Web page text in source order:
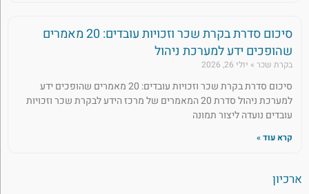
סיכום סדרת בקרת שכר וזכויות עובדים: 20 מאמרים
שהופכים ידע למערכת ניהול
בקרת שכר יולי 26, 2026
סיכום סדרת בקרת שכר וזכויות עובדים: 20 מאמרים שהופכים ידע
למערכת ניהול סדרת 20 המאמרים של מרכז הידע לבקרת שכר וזכויות
עובדים נועדה ליצור תמונה
קרא עוד »
ארכיון